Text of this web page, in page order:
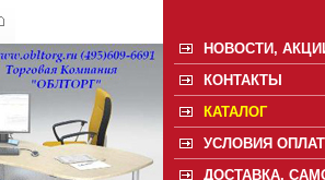
НОВОСТИ,
КОНТАКТЫ
КАТАЛОГ
УСЛОВИЯ
ДОСТАВКА,